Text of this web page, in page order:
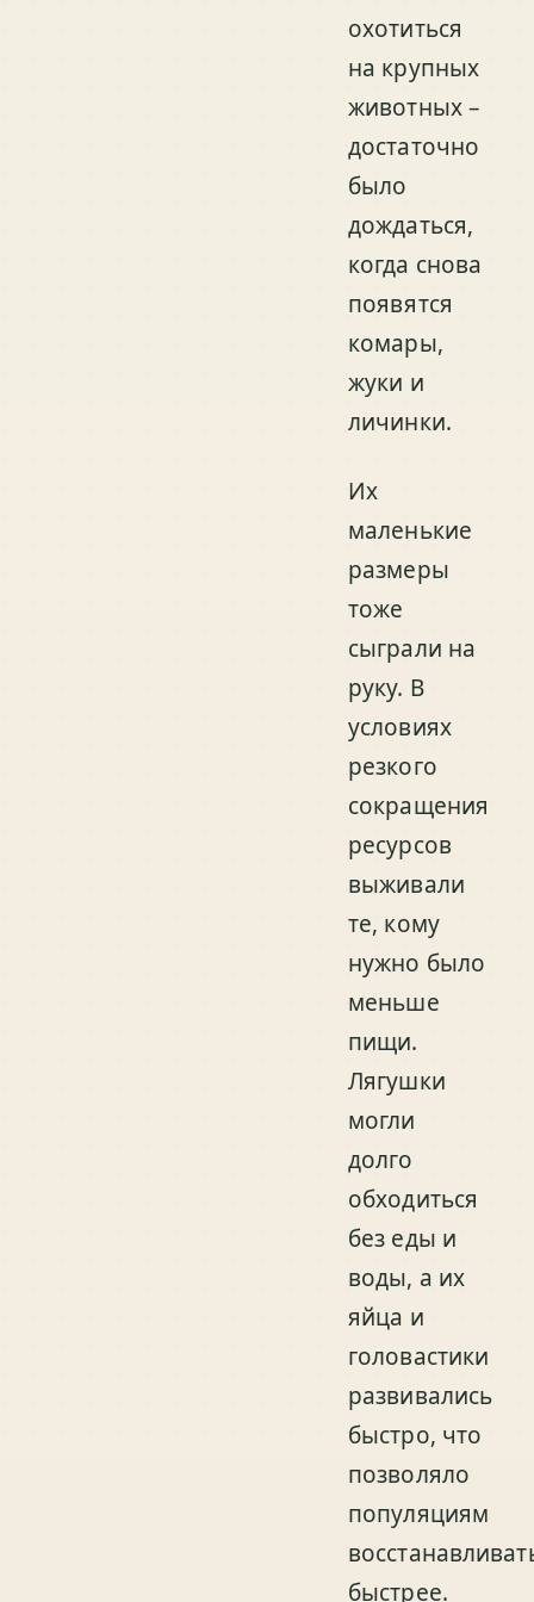
охотиться
на крупных
животных –
достаточно
было
дождаться,
когда снова
появятся
комары,
жуки и
личинки.
Их
маленькие
размеры
тоже
сыграли на
руку. В
условиях
резкого
сокращения
ресурсов
выживали
те, кому
нужно было
меньше
пищи.
Лягушки
могли
долго
обходиться
без еды и
воды, а их
яйца и
головастики
развивались
быстро, что
позволяло
популяциям
быстрее.